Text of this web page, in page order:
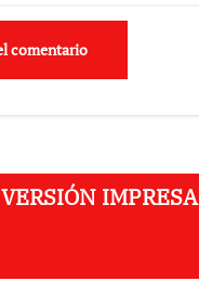
VERSIÓN IMPRESA